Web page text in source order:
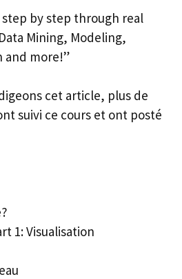
step by step through real
Mining, Modeling,
and more!”
cet article, plus de
suivi ce cours et ont posté
Visualisation